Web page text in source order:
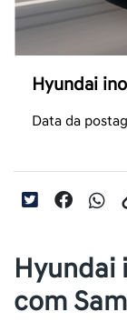
Hyundai
Data da
Hyundai
com